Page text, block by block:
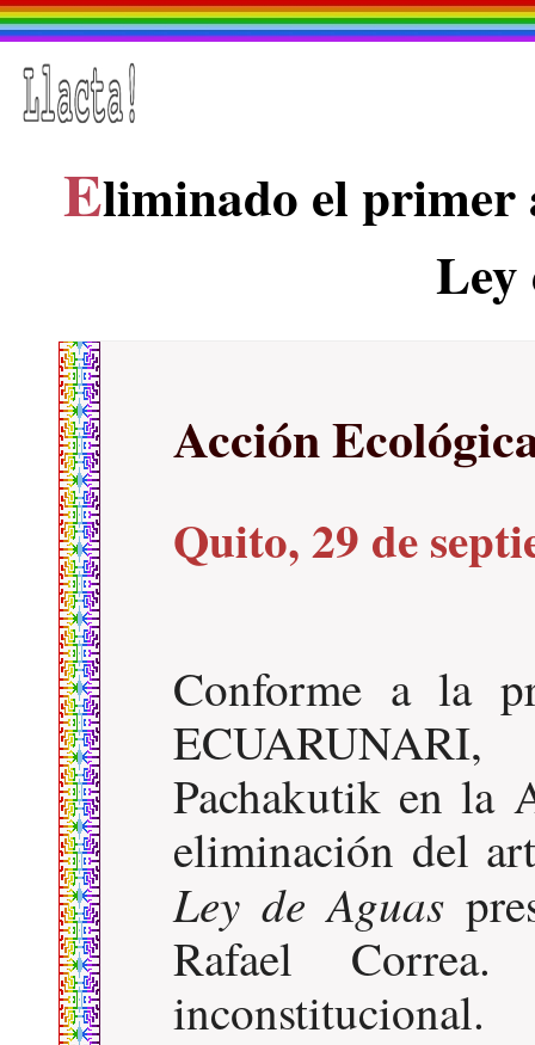
Eliminado el
Ley
Acción
Quito, 29 de
Conforme a la
Pachakutik en la
eliminación del
Ley de Aguas
Rafael
inconstitucional.